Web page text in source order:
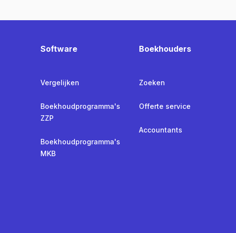
Software
Vergelijken
Boekhoudprogramma's
ZZP
Boekhoudprogramma's
MKB
Boekhouders
Zoeken
Offerte service
Accountants